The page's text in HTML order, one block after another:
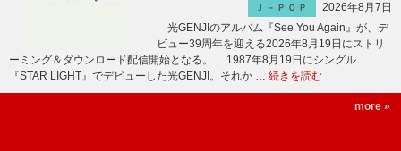
Ｊ－ＰＯＰ
2026年8月7日
光GENJIのアルバム『See You Again』が、デ
ビュー39周年を迎える2026年8月19日にストリ
ーミング＆ダウンロード配信開始となる。 1987年8月19日にシングル
『STAR LIGHT』でデビューした光GENJI。それか … 続きを読む
more »